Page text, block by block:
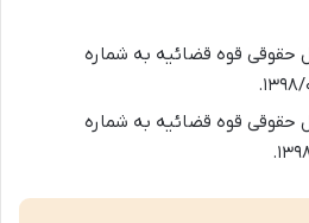
حقوقی قوه قضائیه به شماره
حقوقی قوه قضائیه به شماره